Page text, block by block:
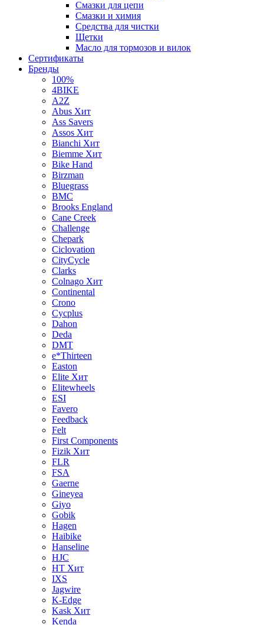
Смазки для цепи
Смазки и химия
Средства для чистки
Щетки
Масло для тормозов и вилок
Сертификаты
Бренды
100%
4BIKE
A2Z
Abus Хит
Ass Savers
Assos Хит
Bianchi Хит
Biemme Хит
Bike Hand
Birzman
Bluegrass
BMC
Brooks England
Cane Creek
Challenge
Chepark
Ciclovation
CityCycle
Clarks
Colnago Хит
Continental
Crono
Cycplus
Dahon
Deda
DMT
e*Thirteen
Easton
Elite Хит
Elitewheels
ESI
Favero
Feedback
Felt
First Components
Fizik Хит
FLR
FSA
Gaerne
Gineyea
Giyo
Gobik
Hagen
Haibike
Hanseline
HJC
HT Хит
IXS
Jagwire
K-Edge
Kask Хит
Kenda